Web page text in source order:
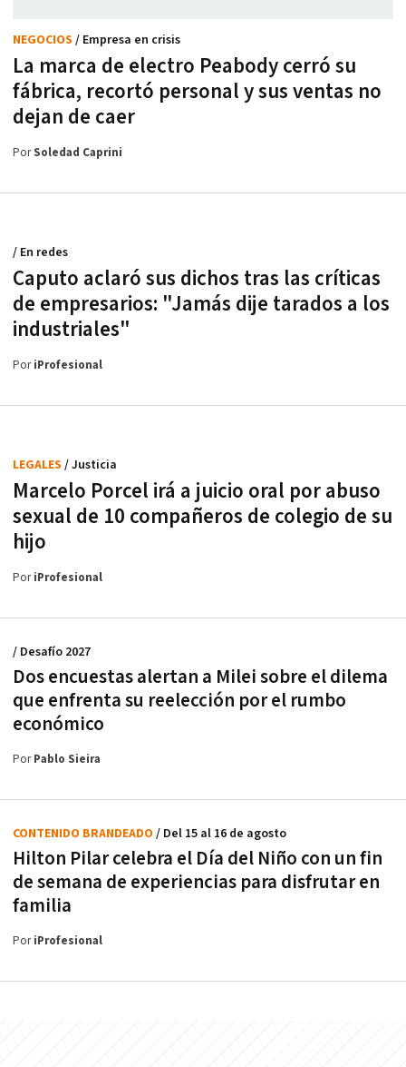
La marca de electro Peabody cerró su
fábrica, recortó personal y sus ventas no
dejan de caer
NEGOCIOS / Empresa en crisis
PorSoledad Caprini
Caputo aclaró sus dichos tras las críticas
de empresarios: "Jamás dije tarados a los
industriales"
/ En redes
PoriProfesional
Marcelo Porcel irá a juicio oral por abuso
sexual de 10 compañeros de colegio de su
hijo
LEGALES / Justicia
PoriProfesional
Dos encuestas alertan a Milei sobre el dilema
que enfrenta su reelección por el rumbo
económico
/ Desafío 2027
PorPablo Sieira
Hilton Pilar celebra el Día del Niño con un fin
de semana de experiencias para disfrutar en
familia
CONTENIDO BRANDEADO / Del 15 al 16 de agosto
PoriProfesional